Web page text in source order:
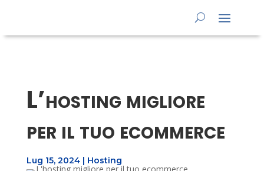
L’hosting migliore
per il tuo ecommerce
Lug 15, 2024| Hosting